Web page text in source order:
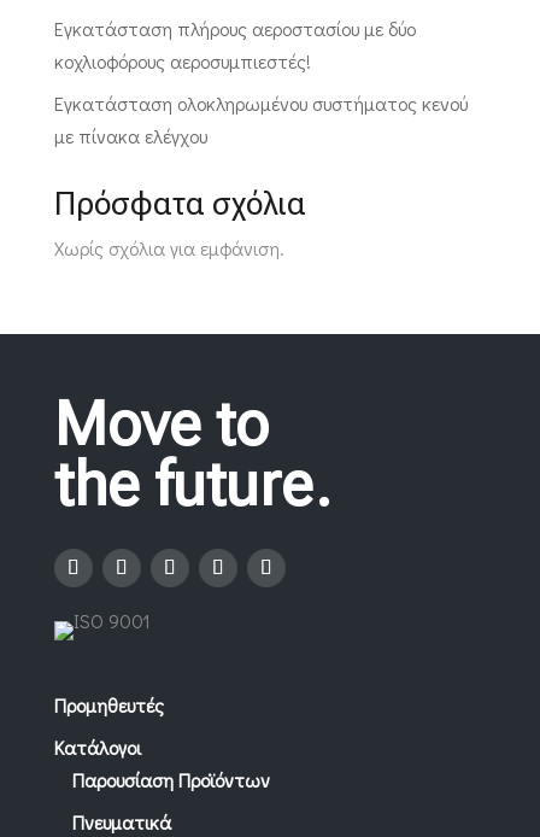
Εγκατάσταση πλήρους αεροστασίου με δύο
κοχλιοφόρους αεροσυμπιεστές!
Εγκατάσταση ολοκληρωμένου συστήματος κενού
με πίνακα ελέγχου
Πρόσφατα σχόλια
Χωρίς σχόλια για εμφάνιση.
Move to
the future.
Προμηθευτές
Κατάλογοι
Παρουσίαση Προϊόντων
Πνευματικά